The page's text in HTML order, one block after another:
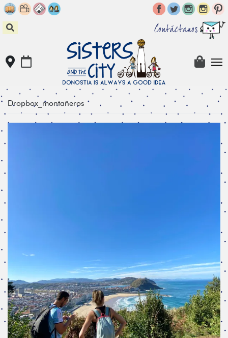
Skip
to
content
Contáctanos
Dropbox_montañeros